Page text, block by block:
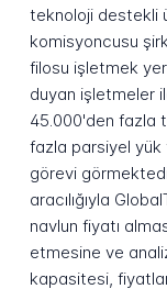
teknoloji destekli
komisyoncusu
filosu işletmek
duyan işletmeler
45.000'den fazla
fazla parsiyel yük
görevi
aracılığıyla
navlun fiyatı
etmesine ve
kapasitesi,